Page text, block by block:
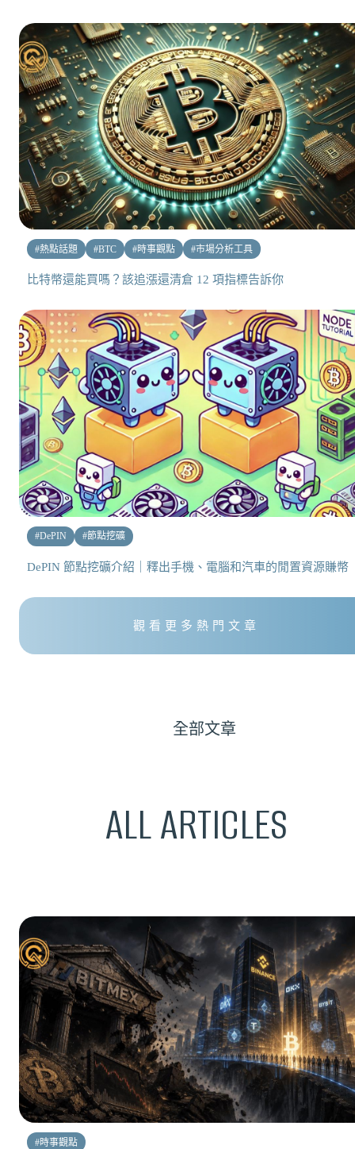
#熱點話題 #BTC #時事觀點 #市場分析工具
比特幣還能買嗎？該追漲還清倉 12 項指標告訴你
#DePIN #節點挖礦
DePIN 節點挖礦介紹｜釋出手機、電腦和汽車的閒置資源賺幣
觀看更多熱門文章
ALL ARTICLES
全部文章
#時事觀點